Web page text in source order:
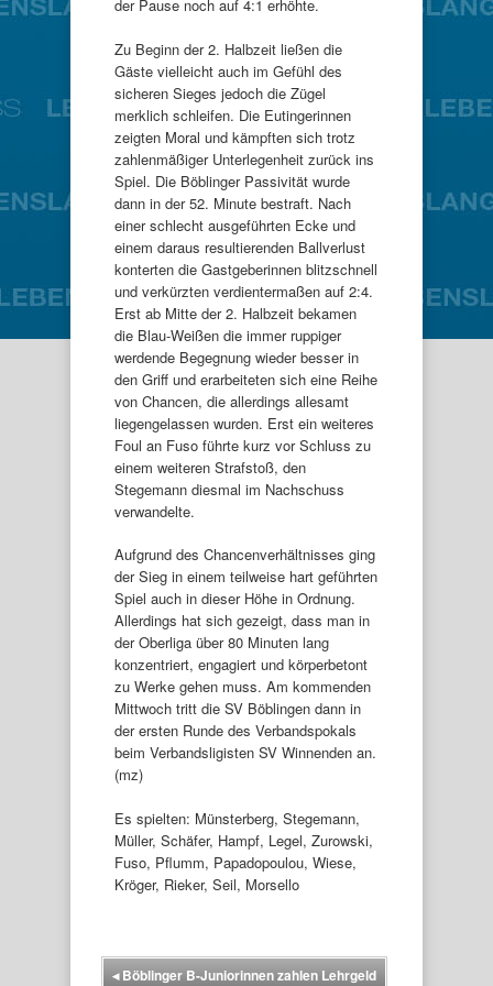
der Pause noch auf 4:1 erhöhte.
Zu Beginn der 2. Halbzeit ließen die
Gäste vielleicht auch im Gefühl des
sicheren Sieges jedoch die Zügel
merklich schleifen. Die Eutingerinnen
zeigten Moral und kämpften sich trotz
zahlenmäßiger Unterlegenheit zurück ins
Spiel. Die Böblinger Passivität wurde
dann in der 52. Minute bestraft. Nach
einer schlecht ausgeführten Ecke und
einem daraus resultierenden Ballverlust
konterten die Gastgeberinnen blitzschnell
und verkürzten verdientermaßen auf 2:4.
Erst ab Mitte der 2. Halbzeit bekamen
die Blau-Weißen die immer ruppiger
werdende Begegnung wieder besser in
den Griff und erarbeiteten sich eine Reihe
von Chancen, die allerdings allesamt
liegengelassen wurden. Erst ein weiteres
Foul an Fuso führte kurz vor Schluss zu
einem weiteren Strafstoß, den
Stegemann diesmal im Nachschuss
verwandelte.
Aufgrund des Chancenverhältnisses ging
der Sieg in einem teilweise hart geführten
Spiel auch in dieser Höhe in Ordnung.
Allerdings hat sich gezeigt, dass man in
der Oberliga über 80 Minuten lang
konzentriert, engagiert und körperbetont
zu Werke gehen muss. Am kommenden
Mittwoch tritt die SV Böblingen dann in
der ersten Runde des Verbandspokals
beim Verbandsligisten SV Winnenden an.
(mz)
Es spielten: Münsterberg, Stegemann,
Müller, Schäfer, Hampf, Legel, Zurowski,
Fuso, Pflumm, Papadopoulou, Wiese,
Kröger, Rieker, Seil, Morsello
◂Böblinger B-Juniorinnen zahlen Lehrgeld